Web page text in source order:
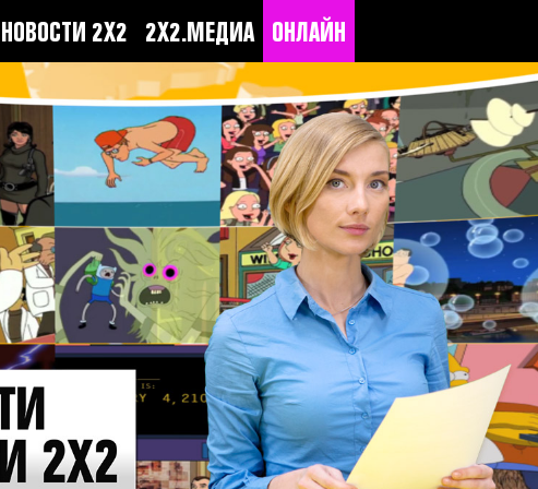
НОВОСТИ 2Х2 2Х2.МЕДИА ОНЛАЙН